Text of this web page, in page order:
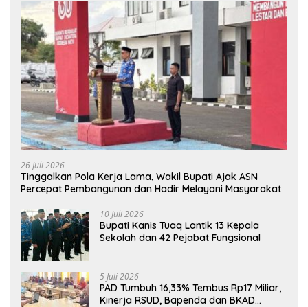
26 Juli 2026
Tinggalkan Pola Kerja Lama, Wakil Bupati Ajak ASN
Percepat Pembangunan dan Hadir Melayani Masyarakat
10 Juli 2026
Bupati Kanis Tuaq Lantik 13 Kepala
Sekolah dan 42 Pejabat Fungsional
5 Juli 2026
PAD Tumbuh 16,33% Tembus Rp17 Miliar,
Kinerja RSUD, Bapenda dan BKAD